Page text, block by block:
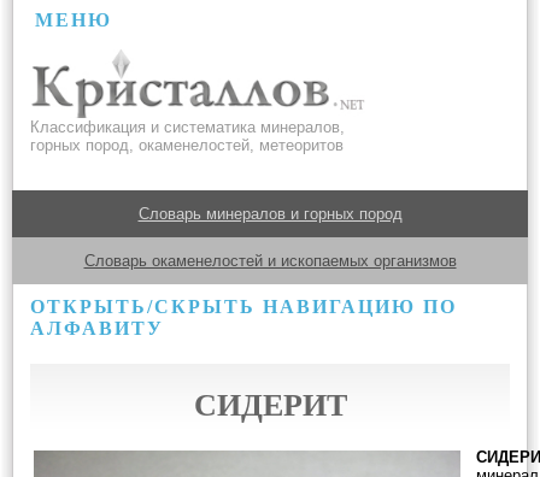
МЕНЮ
Классификация и систематика минералов,
горных пород, окаменелостей, метеоритов
Словарь минералов и горных пород
Словарь окаменелостей и ископаемых организмов
ОТКРЫТЬ/СКРЫТЬ НАВИГАЦИЮ ПО
АЛФАВИТУ
СИДЕРИТ